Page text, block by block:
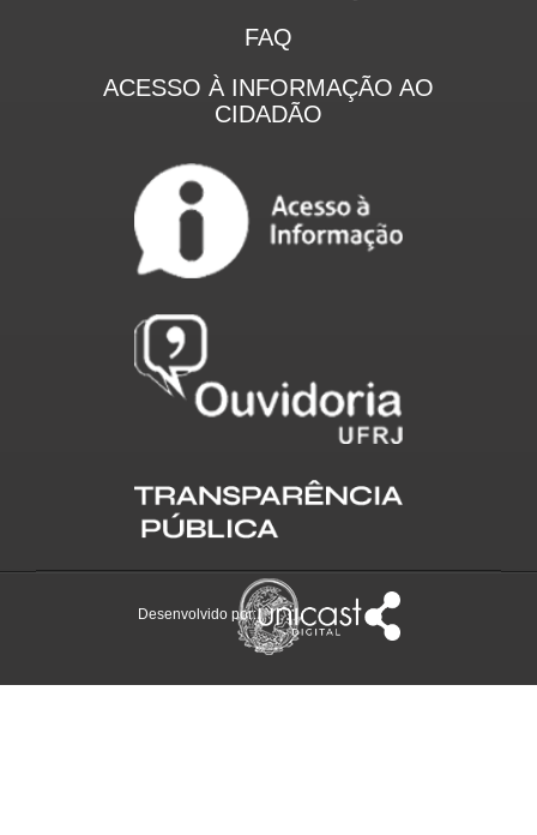
FAQ
ACESSO À INFORMAÇÃO AO
CIDADÃO
Desenvolvido por: